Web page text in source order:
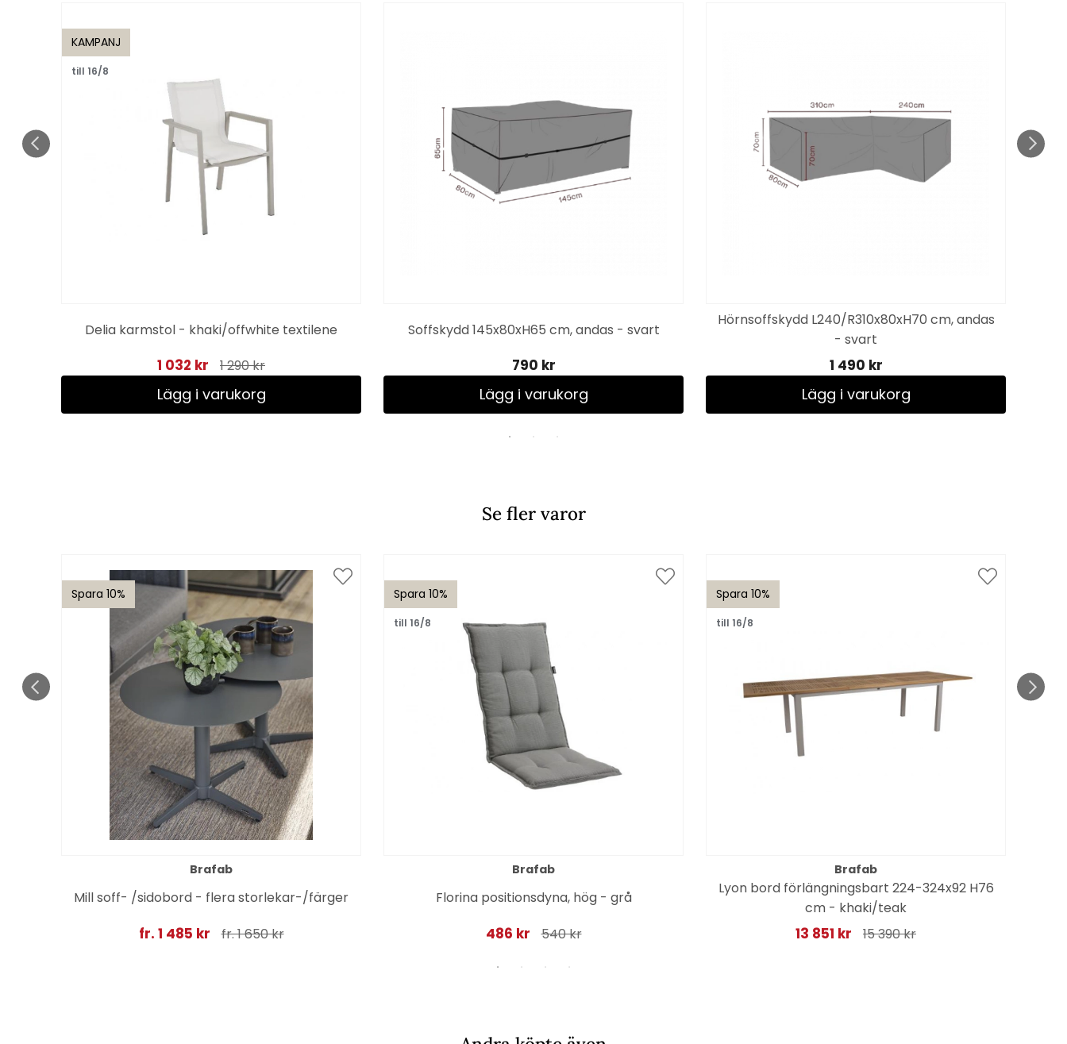
KAMPANJ
till 16/8
Delia karmstol - khaki/offwhite textilene
1 032 kr 1 290 kr
Lägg i varukorg
Soffskydd 145x80xH65 cm, andas - svart
790 kr
Lägg i varukorg
Hörnsoffskydd L240/R310x80xH70 cm, andas
- svart
1 490 kr
Lägg i varukorg
Se fler varor
Spara 10%
Brafab
Mill soff- /sidobord - flera storlekar-/färger
fr. 1 485 kr fr. 1 650 kr
Spara 10%
till 16/8
Brafab
Florina positionsdyna, hög - grå
486 kr 540 kr
Spara 10%
till 16/8
Brafab
Lyon bord förlängningsbart 224-324x92 H76
cm - khaki/teak
13 851 kr 15 390 kr